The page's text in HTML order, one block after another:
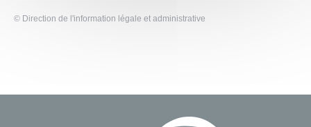
© Direction de l'information légale et administrative